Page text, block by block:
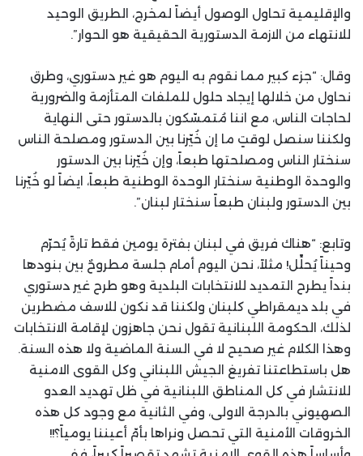
والإقليمية تحاول الوصول أيضاً لمخرج، الطريق الوحيد
للانتهاء من الازمة الدستورية الحقيقية هو الحوار”.
وقال: “جزء كبير مما نقوم به اليوم هو غير دستوري، وطرق
نحاول من خلالها إيجاد حلول للملفات المتأزمة والضرورية
لحاجات الناس، مع اننا مُتمسّكون بالدستور حتى النهاية
ولكننا سنصل لوقتٍ ما إن خُيّرنا بين الدستور ومصلحة الناس
سنختار الناس ومصلحتها طبعاً، وإن خُيّرنا بين الدستور
والوحدة الوطنية سنختار الوحدة الوطنية طبعاً، ايضاً لو خُيّرنا
بين الدستور ولبنان طبعاً سنختار لبنان”.
وتابع: “هناك فريق في لبنان بفترة يومين فقط تارةً يُحرّم
وحيناً يُحلِّل! مثلاً، نحن اليوم أمام جلسة مطروحٌ بين بنودها
بنداً يطرح التمديد للانتخابات البلدية وهو طرح غير دستوري
في بلد ديمقراطي كلبنان ولكننا قد نكون للاسف مضطرين
لذلك، الحكومة اللبنانية تقول نحن جاهزون لإقامة الانتخابات
وهذا الكلام غير صحيح لا في السنة الماضية ولا هذه السنة.
هل باستطاعتنا تفريغ الجيش اللبناني وكل القوى الامنية
للانتشار في كل المناطق اللبنانية في ظل تهديد العدو
الصهيوني بالدرجة الاولى، وفي الثانية مع وجود كل هذه
الخروقات الأمنية التي تحصل ونراها بأمّ أعيننا يومياً؟!!